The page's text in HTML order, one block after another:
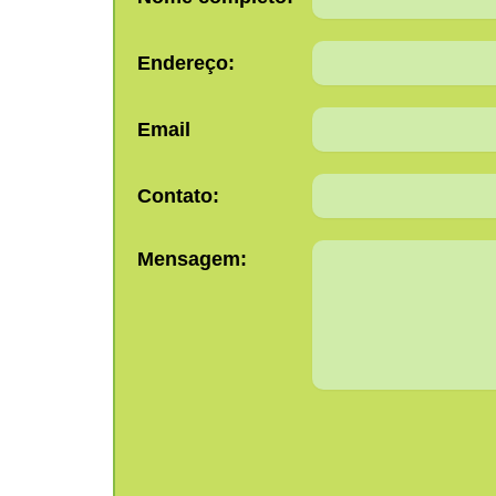
Endereço:
Email
Contato:
Mensagem: